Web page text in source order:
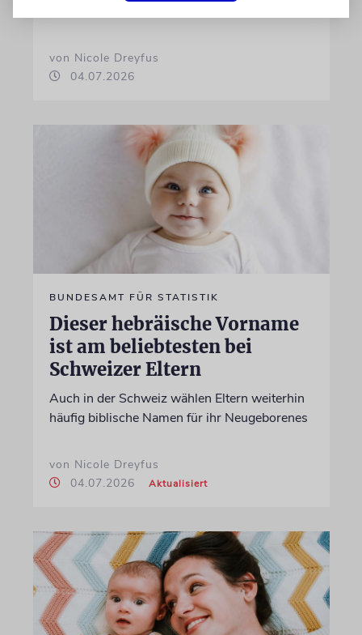
von Nicole Dreyfus
04.07.2026
BUNDESAMT FÜR STATISTIK
Dieser hebräische Vorname
ist am beliebtesten bei
Schweizer Eltern
Auch in der Schweiz wählen Eltern weiterhin
häufig biblische Namen für ihr Neugeborenes
von Nicole Dreyfus
04.07.2026
Aktualisiert